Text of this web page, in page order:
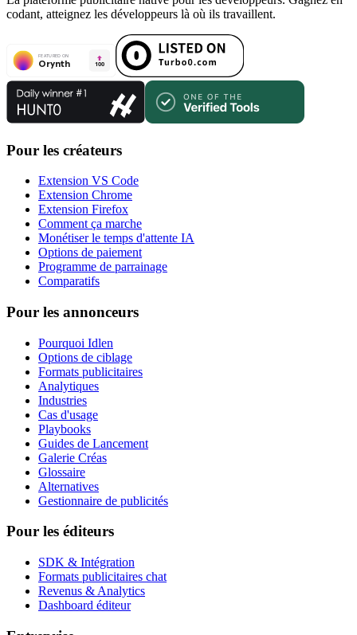
codant, atteignez les développeurs là où ils travaillent.
Pour les créateurs
Extension VS Code
Extension Chrome
Extension Firefox
Comment ça marche
Monétiser le temps d'attente IA
Options de paiement
Programme de parrainage
Comparatifs
Pour les annonceurs
Pourquoi Idlen
Options de ciblage
Formats publicitaires
Analytiques
Industries
Cas d'usage
Playbooks
Guides de Lancement
Galerie Créas
Glossaire
Alternatives
Gestionnaire de publicités
Pour les éditeurs
SDK & Intégration
Formats publicitaires chat
Revenus & Analytics
Dashboard éditeur